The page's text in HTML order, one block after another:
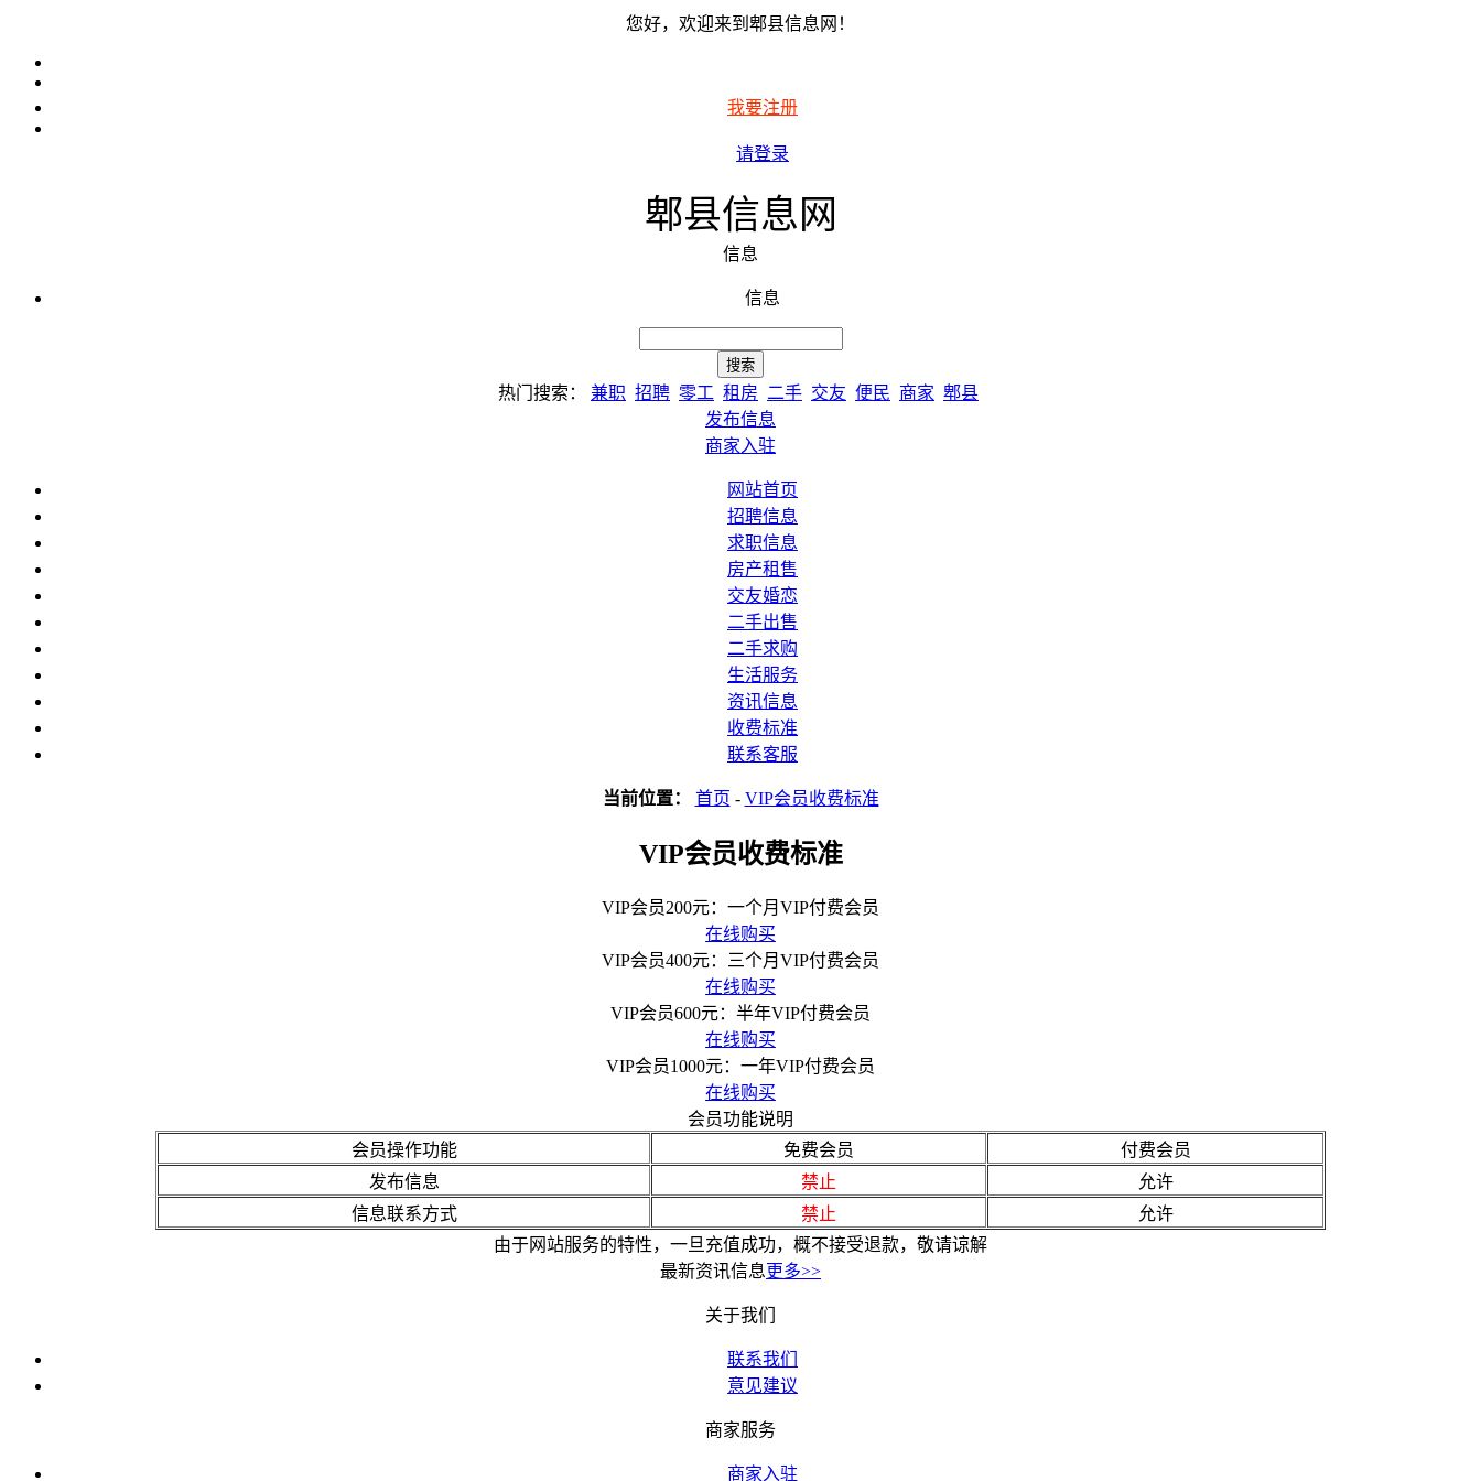
您好，欢迎来到郫县信息网！
我要注册
请登录
郫县信息网
信息
信息
热门搜索： 兼职 招聘 零工 租房 二手 交友 便民 商家 郫县
发布信息
商家入驻
网站首页
招聘信息
求职信息
房产租售
交友婚恋
二手出售
二手求购
生活服务
资讯信息
收费标准
联系客服
当前位置： 首页 - VIP会员收费标准
VIP会员收费标准
VIP会员200元：一个月VIP付费会员
在线购买
VIP会员400元：三个月VIP付费会员
在线购买
VIP会员600元：半年VIP付费会员
在线购买
VIP会员1000元：一年VIP付费会员
在线购买
会员功能说明
会员操作功能
免费会员
付费会员
发布信息
禁止
允许
信息联系方式
禁止
允许
由于网站服务的特性，一旦充值成功，概不接受退款，敬请谅解
最新资讯信息更多>>
关于我们
联系我们
意见建议
商家服务
商家入驻